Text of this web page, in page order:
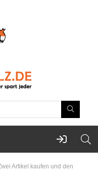
Artikel kaufen und den